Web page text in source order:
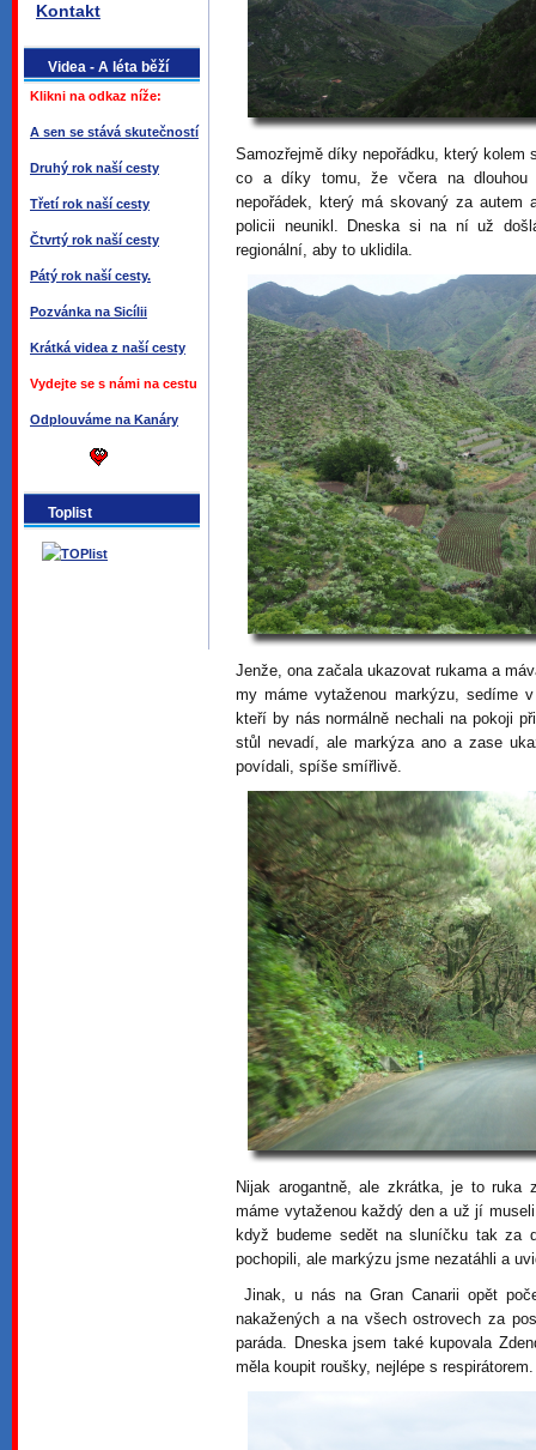
Kontakt
Videa - A léta běží
Klikni na odkaz níže:
A sen se stává skutečností
Druhý rok naší cesty
Třetí rok naší cesty
Čtvrtý rok naší cesty
Pátý rok naší cesty.
Pozvánka na Sicílii
Krátká videa z naší cesty
Vydejte se s námi na cestu
Odplouváme na Kanáry
Toplist
Samozřejmě díky nepořádku, který kolem
co a díky tomu, že včera na dlouhou
nepořádek, který má skovaný za autem
policii neunikl. Dneska si na ní už
regionální, aby to uklidila.
Jenže, ona začala ukazovat rukama a
my máme vytaženou markýzu, sedíme
kteří by nás normálně nechali na pokoji
stůl nevadí, ale markýza ano a zase
povídali, spíše smířlivě.
Nijak arogantně, ale zkrátka, je to ruka
máme vytaženou každý den a už jí
když budeme sedět na sluníčku tak za
pochopili, ale markýzu jsme nezatáhli a
Jinak, u nás na Gran Canarii opět
nakažených a na všech ostrovech za
paráda. Dneska jsem také kupovala
měla koupit roušky, nejlépe s respirátorem.